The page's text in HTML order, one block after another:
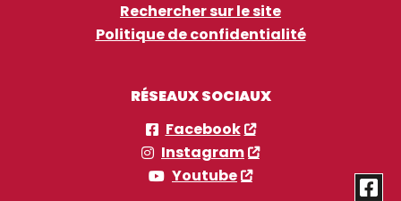
Rechercher sur le site
Politique de confidentialité
RÉSEAUX SOCIAUX
Facebook
Instagram
Youtube